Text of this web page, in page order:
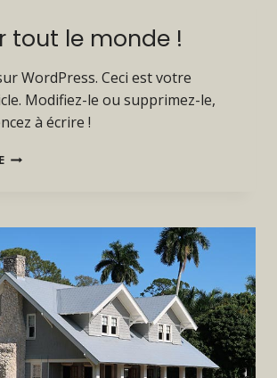
tout le monde !
WordPress. Ceci est votre
Modifiez-le ou supprimez-le,
à écrire !
BONJOUR